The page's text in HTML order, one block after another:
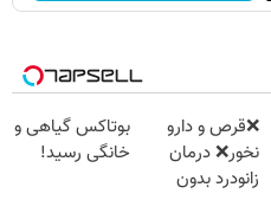
❌قرص‌ و دارو
نخور❌ درمان
زانودرد بدون
بوتاکس گیاهی و
خانگی رسید!